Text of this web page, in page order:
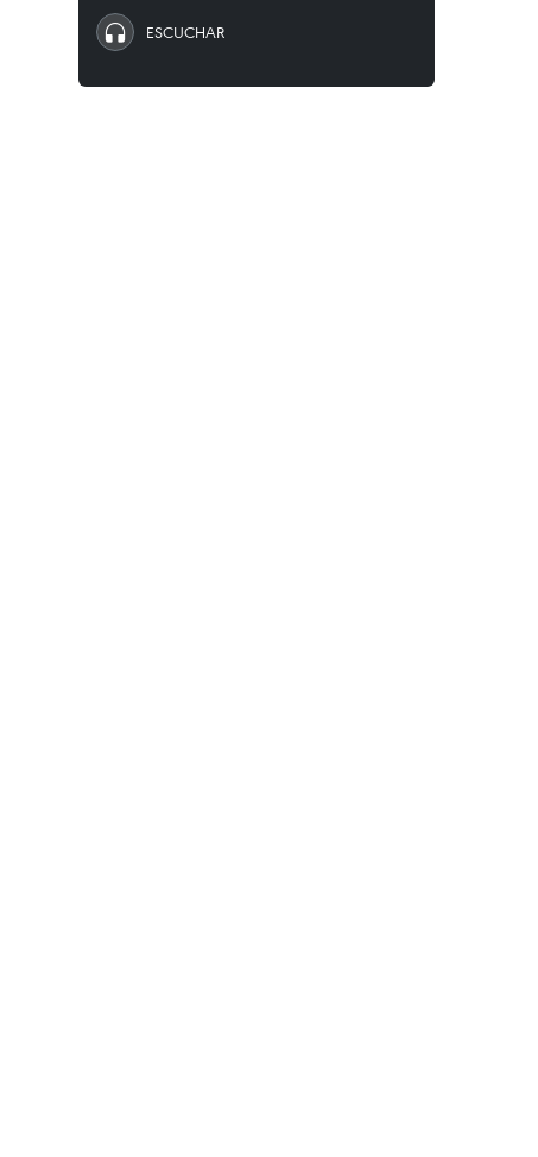
ESCUCHAR